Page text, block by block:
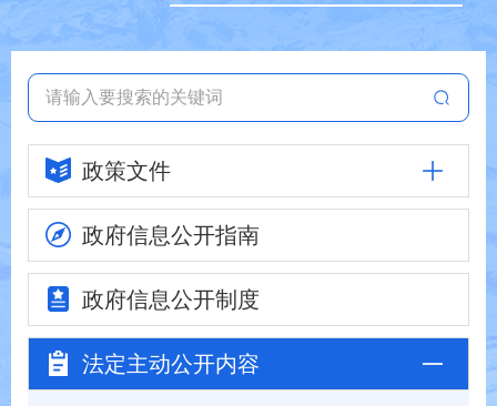
政策文件
政府信息公开指南
政府信息公开制度
法定主动公开内容